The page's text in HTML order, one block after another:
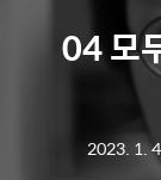
04 모
2023. 1.